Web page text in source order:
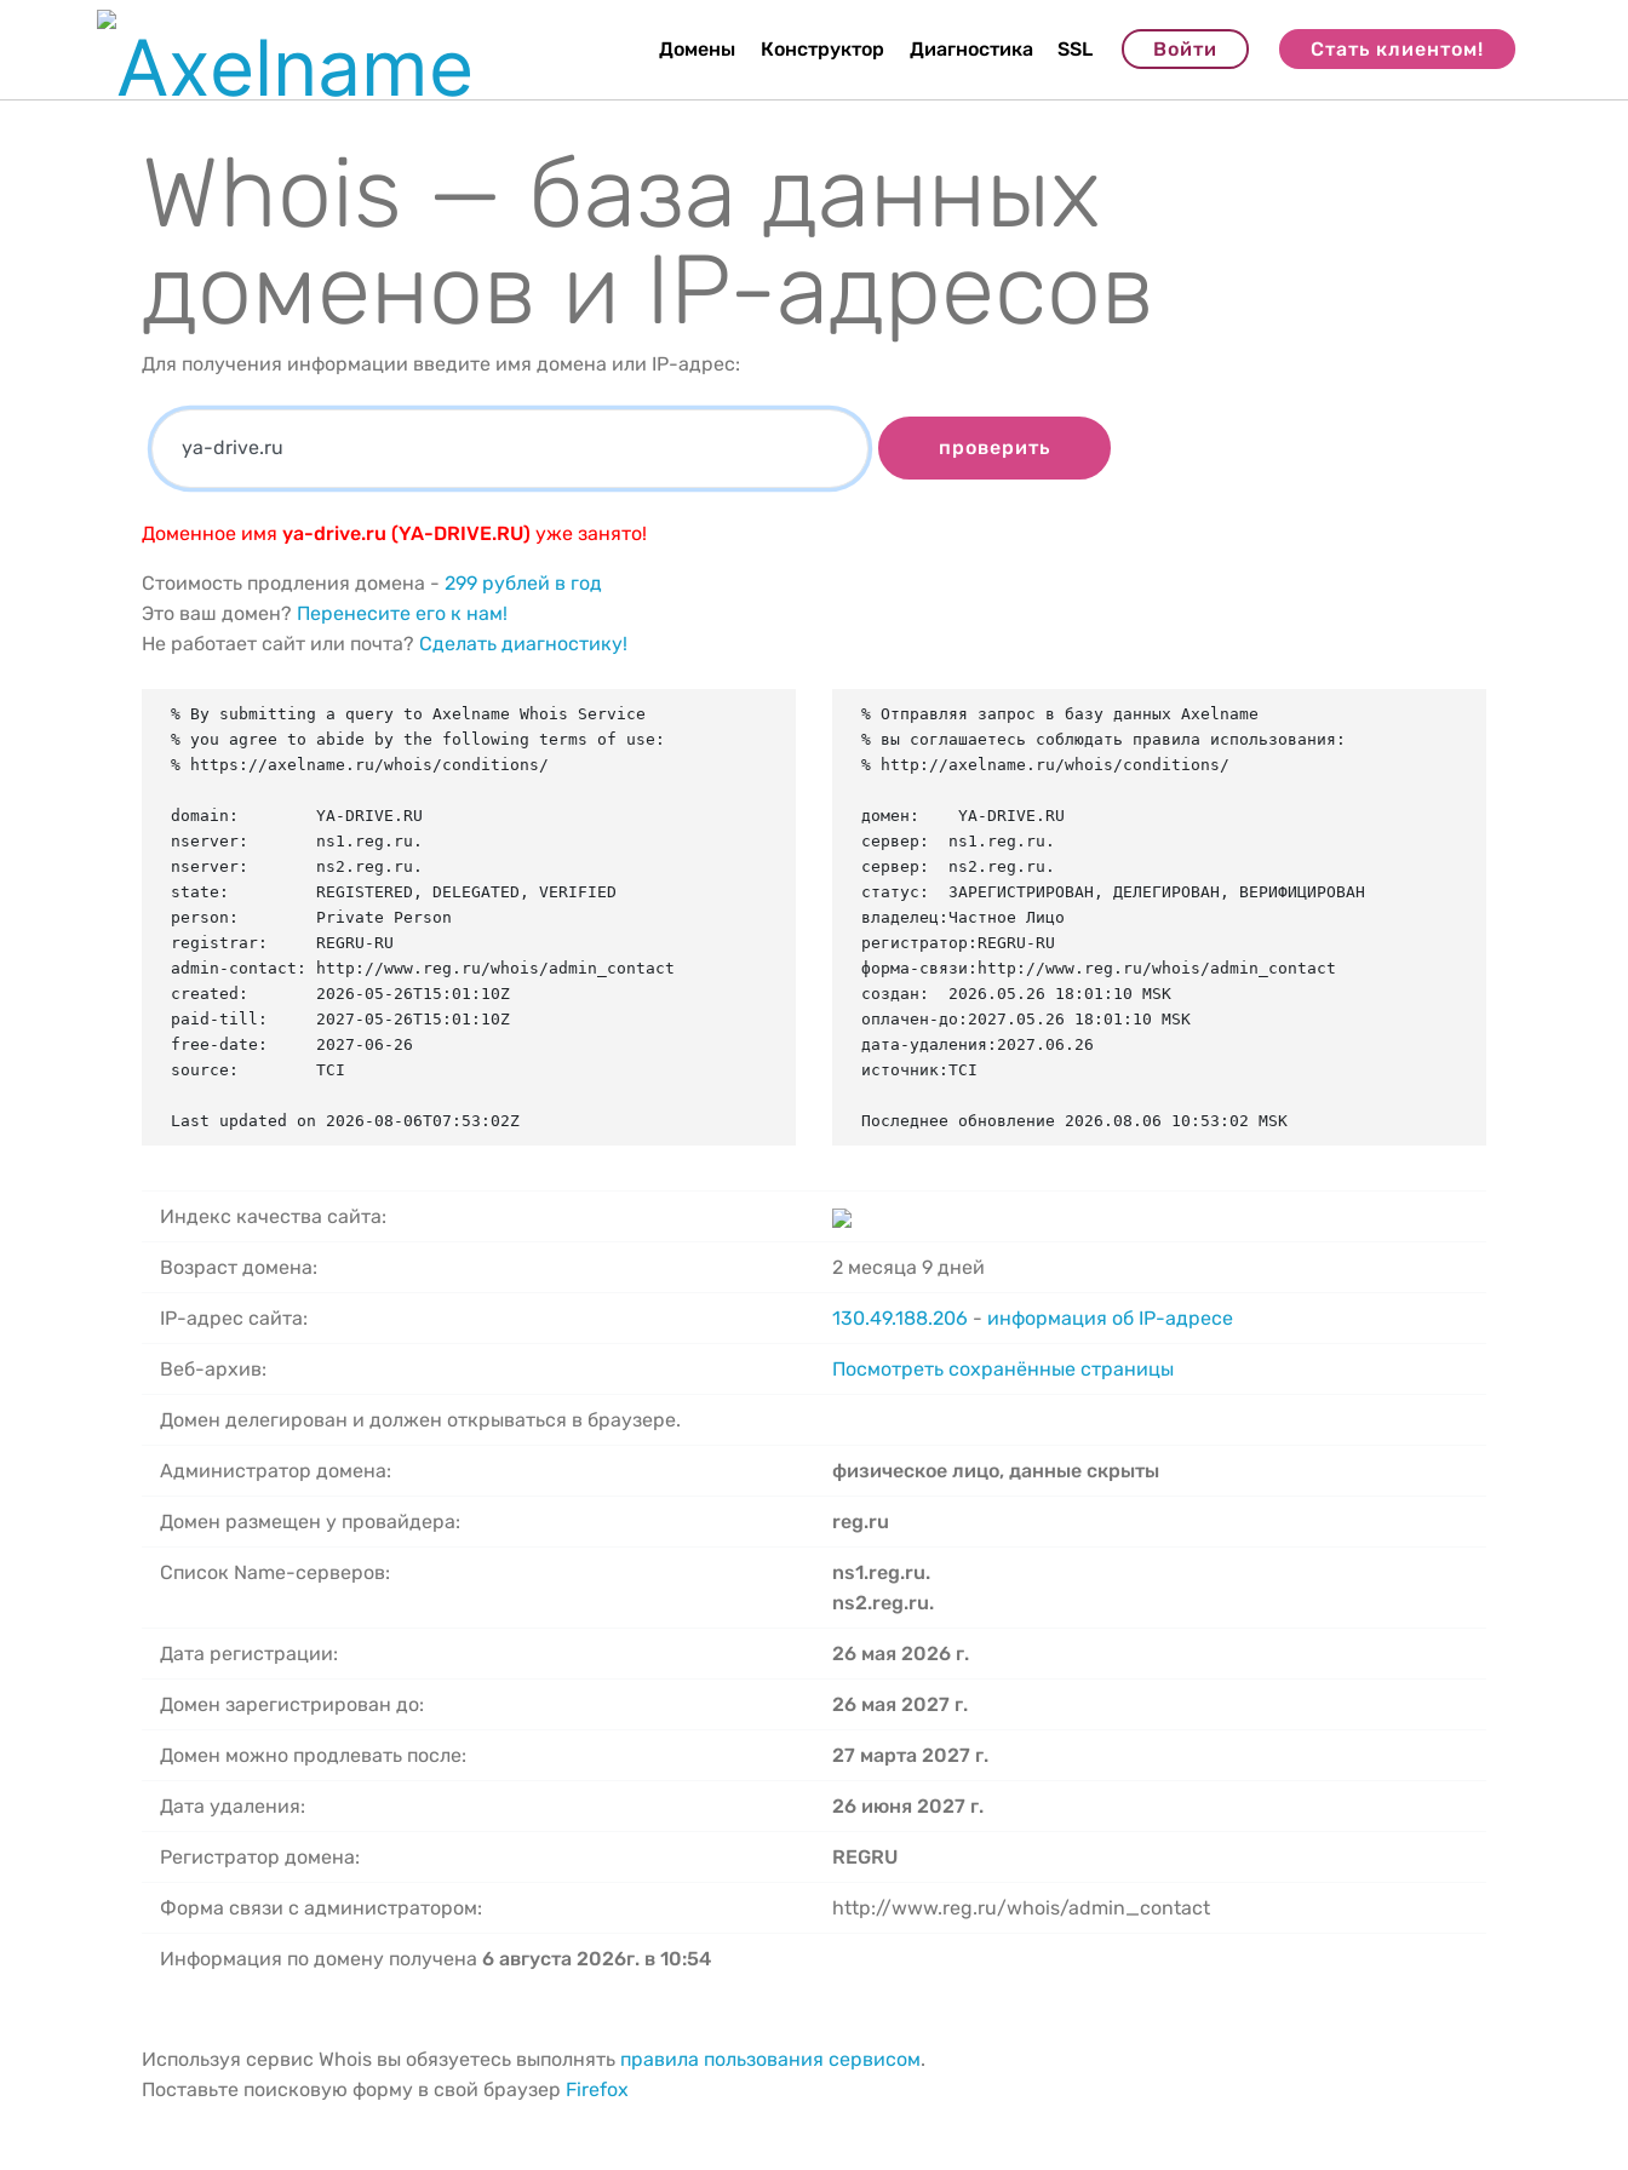
Домены Конструктор Диагностика SSL Войти Стать клиентом!
Whois — база данных
доменов и IP-адресов
Для получения информации введите имя домена или IP-адрес:
проверить
Доменное имя ya-drive.ru (YA-DRIVE.RU) уже занято!
Стоимость продления домена - 299 рублей в год
Это ваш домен? Перенесите его к нам!
Не работает сайт или почта? Сделать диагностику!
% By submitting a query to Axelname Whois Service
% you agree to abide by the following terms of use:
% https://axelname.ru/whois/conditions/
domain:        YA-DRIVE.RU
nserver:       ns1.reg.ru.
nserver:       ns2.reg.ru.
state:         REGISTERED, DELEGATED, VERIFIED
person:        Private Person
registrar:     REGRU-RU
admin-contact: http://www.reg.ru/whois/admin_contact
created:       2026-05-26T15:01:10Z
paid-till:     2027-05-26T15:01:10Z
free-date:     2027-06-26
source:        TCI
Last updated on 2026-08-06T07:53:02Z
% Отправляя запрос в базу данных Axelname
% вы соглашаетесь соблюдать правила использования:
% http://axelname.ru/whois/conditions/
домен:    YA-DRIVE.RU
сервер:  ns1.reg.ru.
сервер:  ns2.reg.ru.
статус:  ЗАРЕГИСТРИРОВАН, ДЕЛЕГИРОВАН, ВЕРИФИЦИРОВАН
владелец:Частное Лицо
регистратор:REGRU-RU
форма-связи:http://www.reg.ru/whois/admin_contact
создан:  2026.05.26 18:01:10 MSK
оплачен-до:2027.05.26 18:01:10 MSK
дата-удаления:2027.06.26
источник:TCI
Последнее обновление 2026.08.06 10:53:02 MSK
Индекс качества сайта:
Возраст домена: 2 месяца 9 дней
IP-адрес сайта: 130.49.188.206 - информация об IP-адресе
Веб-архив: Посмотреть сохранённые страницы
Домен делегирован и должен открываться в браузере.
Администратор домена: физическое лицо, данные скрыты
Домен размещен у провайдера: reg.ru
Список Name-серверов:
ns1.reg.ru.
ns2.reg.ru.
Дата регистрации: 26 мая 2026 г.
Домен зарегистрирован до: 26 мая 2027 г.
Домен можно продлевать после: 27 марта 2027 г.
Дата удаления: 26 июня 2027 г.
Регистратор домена: REGRU
Форма связи с администратором: http://www.reg.ru/whois/admin_contact
Информация по домену получена 6 августа 2026г. в 10:54
Используя сервис Whois вы обязуетесь выполнять правила пользования сервисом.
Поставьте поисковую форму в свой браузер Firefox